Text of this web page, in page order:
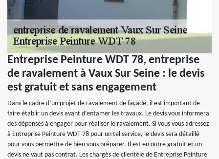
Entreprise Peinture WDT 78, entreprise
de ravalement à Vaux Sur Seine : le devis
est gratuit et sans engagement
Dans le cadre d’un projet de ravalement de façade, il est important de
faire établir un devis avant d’entamer les travaux. Le devis vous informera
des dépenses à engager pour réaliser le ravalement. Si vous vous adressez
à Entreprise Peinture WDT 78 pour un tel service, le devis sera détaillé
pour vous permettre de bien vous préparer. Il est en outre gratuit et un
devis ne vaut pas contrat. Les chargés de clientèle de Entreprise Peinture